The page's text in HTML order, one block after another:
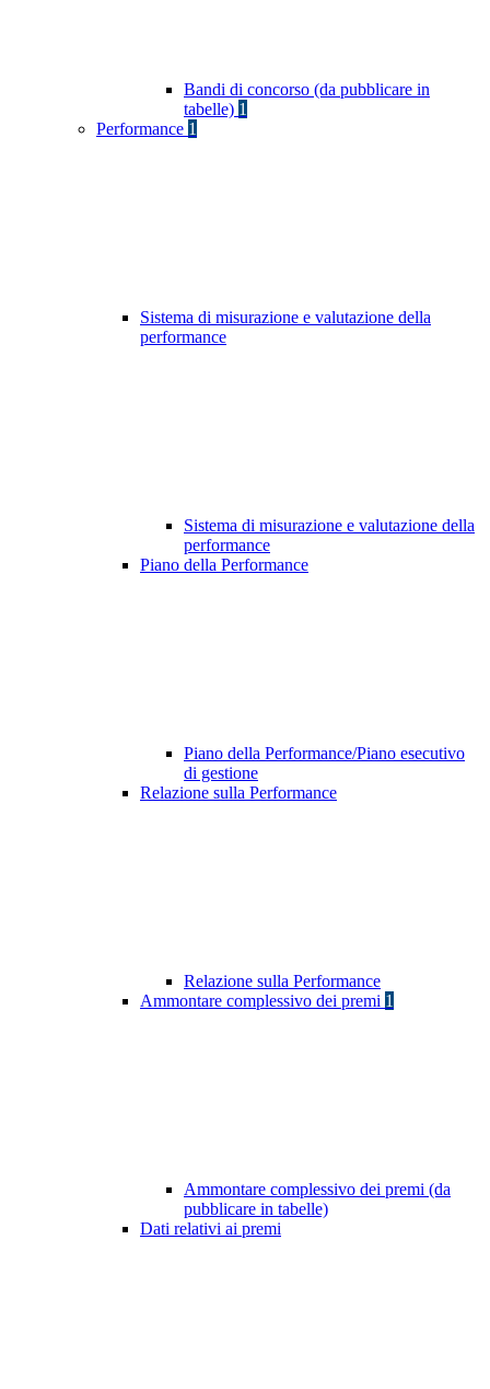
Bandi di concorso (da pubblicare in
tabelle) 1
Performance 1
Sistema di misurazione e valutazione della
performance
Sistema di misurazione e valutazione della
performance
Piano della Performance
Piano della Performance/Piano esecutivo
di gestione
Relazione sulla Performance
Relazione sulla Performance
Ammontare complessivo dei premi 1
Ammontare complessivo dei premi (da
pubblicare in tabelle)
Dati relativi ai premi